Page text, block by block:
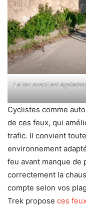
Le feu avant est
Cyclistes comme
de ces feux, qui
trafic. Il convient
environnement
feu avant manque de
correctement la
compte selon vos
Trek propose ces